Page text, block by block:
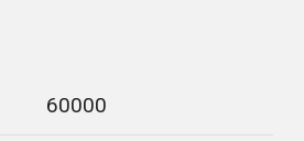
60000